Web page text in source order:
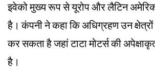
इवेको मुख्य रूप से यूरोप और लैटिन
है। कंपनी ने कहा कि अधिग्रहण उन
कर सकता है जहां टाटा मोटर्स की
है।